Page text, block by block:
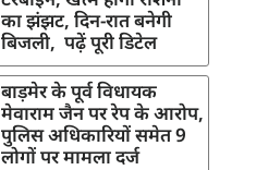
का झंझट, दिन-रात बनेगी
बिजली, पढ़ें पूरी डिटेल
बाड़मेर के पूर्व विधायक
मेवाराम जैन पर रेप के आरोप,
पुलिस अधिकारियों समेत 9
लोगों पर मामला दर्ज